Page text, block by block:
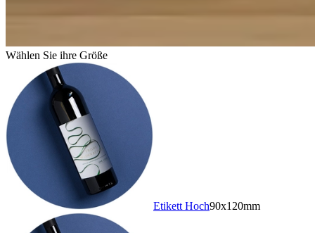
Wählen Sie ihre Größe
Etikett Hoch90x120mm